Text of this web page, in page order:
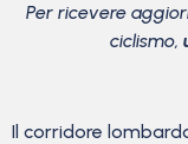
Per ricevere
ciclismo,
Il corridore